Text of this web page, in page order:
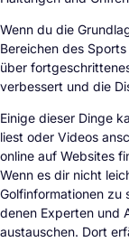
Wenn du die
Bereichen des
über
verbessert und die
Einige dieser Dinge
liest oder Videos
online auf Websites
Wenn es dir nicht
Golfinformationen zu
denen Experten und
austauschen. Dort